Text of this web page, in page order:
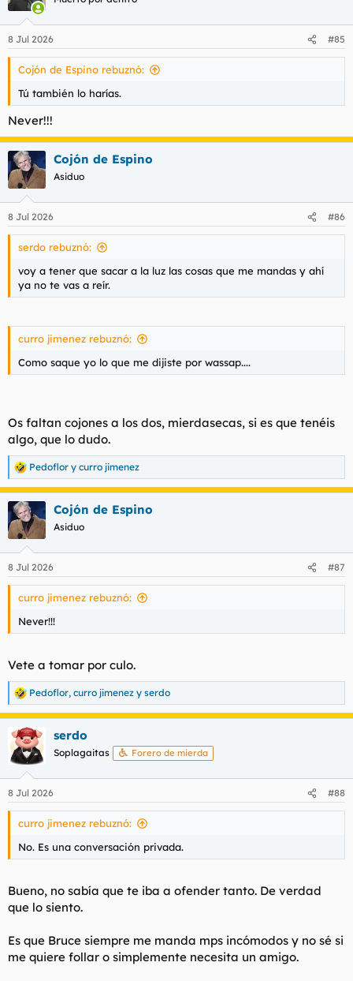
e
s
8 Jul 2026 #85
Cojón de Espino rebuznó:
Tú también lo harías.
Never!!!
Cojón de Espino
Asiduo
8 Jul 2026 #86
serdo rebuznó:
voy a tener que sacar a la luz las cosas que me mandas y ahí
ya no te vas a reír.
curro jimenez rebuznó:
Como saque yo lo que me dijiste por wassap....
Os faltan cojones a los dos, mierdasecas, si es que tenéis
algo, que lo dudo.
R
e
a
c
c
i
e
s
Pedoflor y curro jimenez
Cojón de Espino
Asiduo
8 Jul 2026 #87
curro jimenez rebuznó:
Never!!!
Vete a tomar por culo.
R
e
a
c
c
i
e
s
Pedoflor, curro jimenez y serdo
serdo
Soplagaitas Forero de mierda
8 Jul 2026 #88
curro jimenez rebuznó:
No. Es una conversación privada.
Bueno, no sabía que te iba a ofender tanto. De verdad
que lo siento.
Es que Bruce siempre me manda mps incómodos y no sé si
me quiere follar o simplemente necesita un amigo.